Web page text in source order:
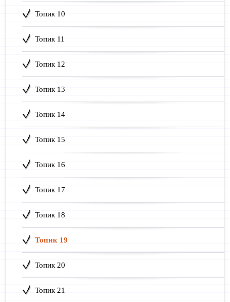
Топик 10
Топик 11
Топик 12
Топик 13
Топик 14
Топик 15
Топик 16
Топик 17
Топик 18
Топик 19
Топик 20
Топик 21